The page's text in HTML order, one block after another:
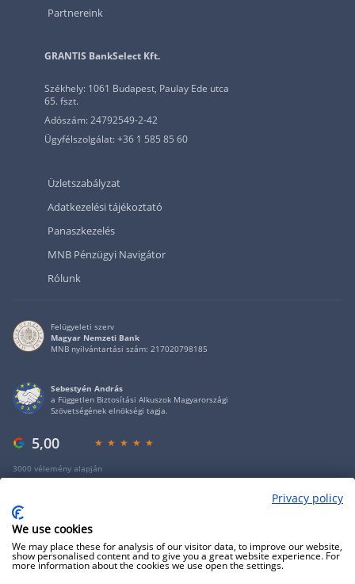
Partnereink
GRANTIS BankSelect Kft.
Székhely: 1061 Budapest, Paulay Ede utca
65. fszt.
Adószám: 24792549-2-42
Ügyfélszolgálat: +36 1 585 85 60
Üzletszabályzat
Adatkezelési tájékoztató
Panaszkezelés
MNB Pénzügyi Navigátor
Rólunk
Felügyeleti szerv
Magyar Nemzeti Bank
MNB nyilvántartási szám: 217020798185
Sebestyén András
a Független Biztosítási Alkuszok Magyarországi
Szövetségének elnökségi tagja.
5,00
3000 vélemény alapján
Privacy policy
We use cookies
We may place these for analysis of our visitor data, to improve our website,
show personalised content and to give you a great website experience. For
more information about the cookies we use open the settings.